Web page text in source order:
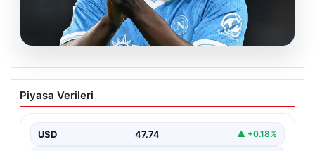
Fenerbahçe, Lukaku transferini
bitiriyor! Defansların korkulu rüyası
Piyasa Verileri
USD 47.74 ▲ +0.18%